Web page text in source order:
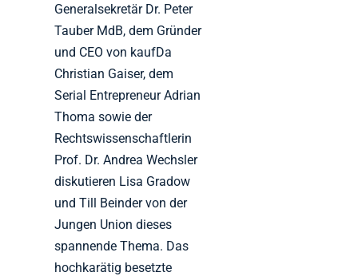
Generalsekretär Dr. Peter
Tauber MdB, dem Gründer
und CEO von kaufDa
Christian Gaiser, dem
Serial Entrepreneur Adrian
Thoma sowie der
Rechtswissenschaftlerin
Prof. Dr. Andrea Wechsler
diskutieren Lisa Gradow
und Till Beinder von der
Jungen Union dieses
spannende Thema. Das
hochkarätig besetzte